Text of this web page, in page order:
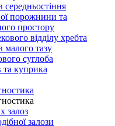
порожнини та
простору
відділу хребта
малого тазу
суглоба
куприка
залоз
залози